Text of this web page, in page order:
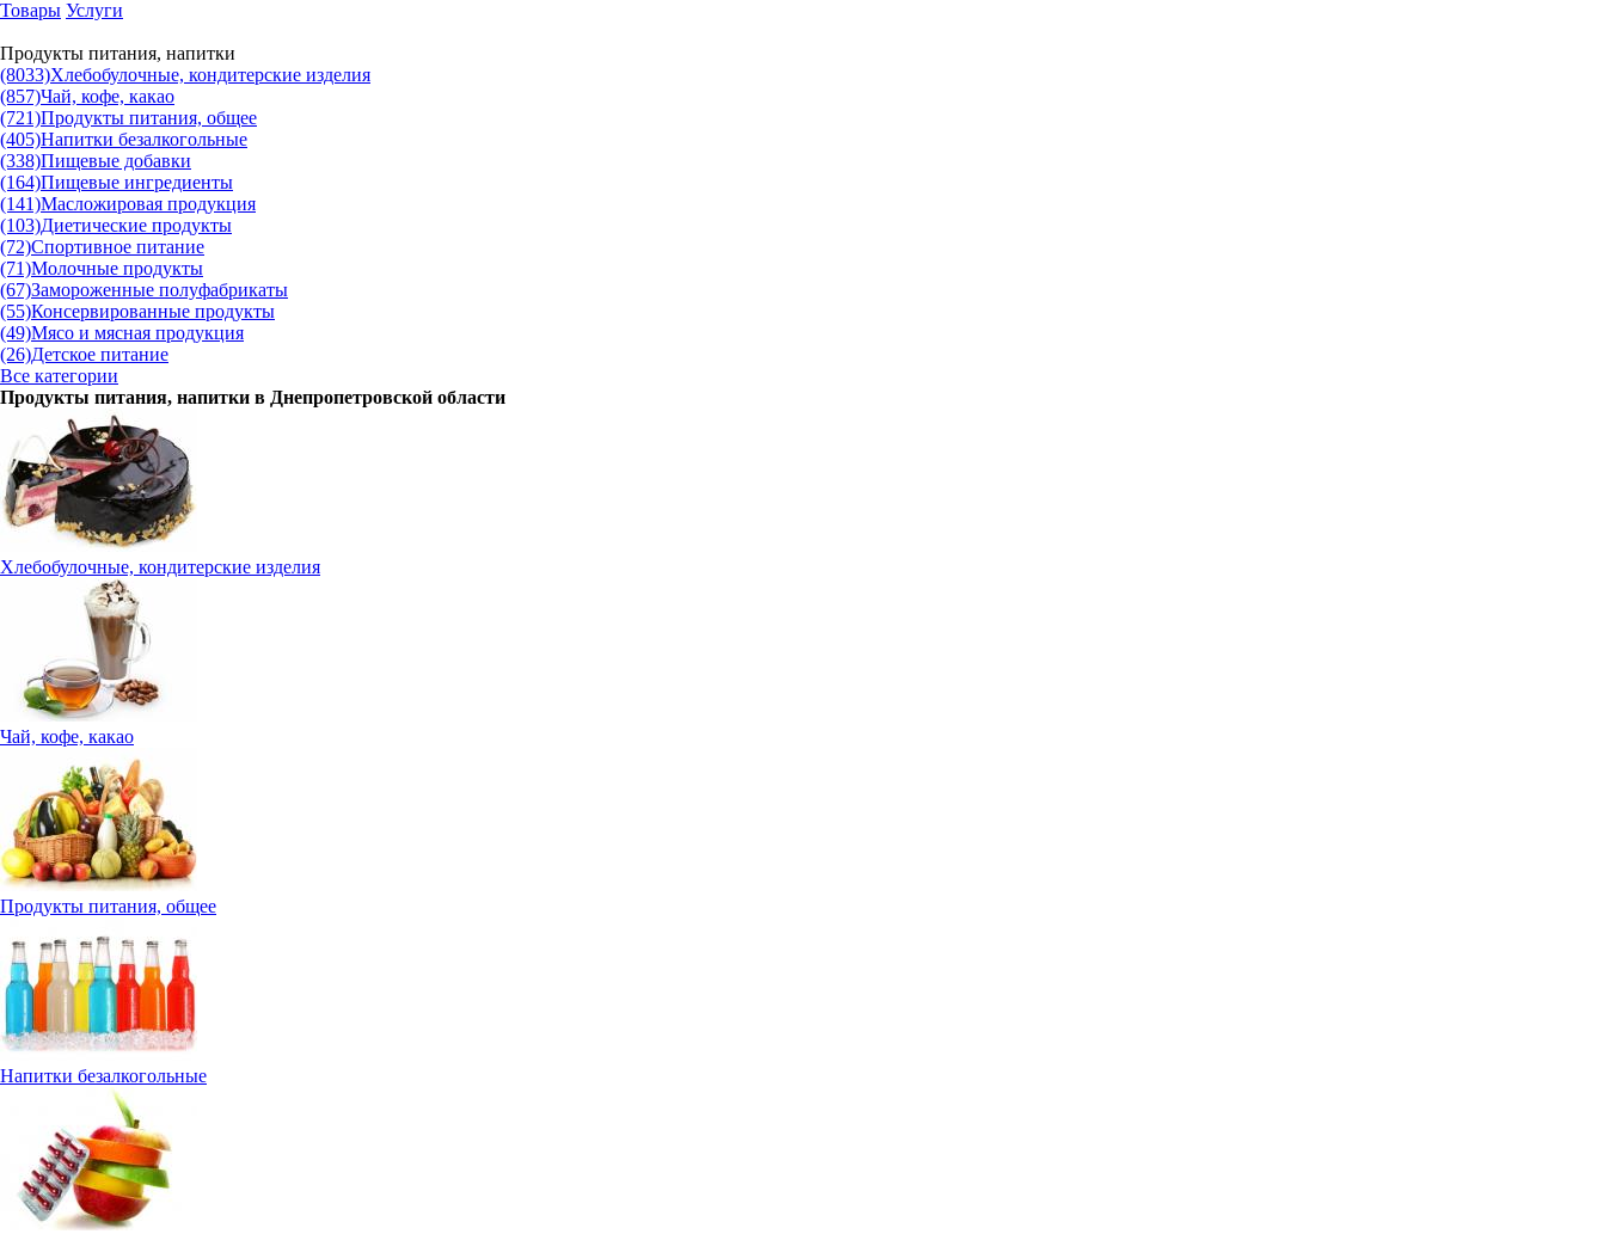
Товары Услуги
Продукты питания, напитки
(8033)Хлебобулочные, кондитерские изделия
(857)Чай, кофе, какао
(721)Продукты питания, общее
(405)Напитки безалкогольные
(338)Пищевые добавки
(164)Пищевые ингредиенты
(141)Масложировая продукция
(103)Диетические продукты
(72)Спортивное питание
(71)Молочные продукты
(67)Замороженные полуфабрикаты
(55)Консервированные продукты
(49)Мясо и мясная продукция
(26)Детское питание
Все категории
Продукты питания, напитки в Днепропетровской области
Хлебобулочные, кондитерские изделия
Чай, кофе, какао
Продукты питания, общее
Напитки безалкогольные